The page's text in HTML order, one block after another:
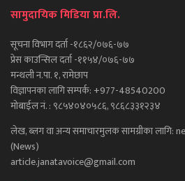
सामुदायिक मिडिया प्रा.लि.
सूचना विभाग दर्ता -१८६२/०७६-७७
प्रेस काउन्सिल दर्ता -११५४/०७६-७७
मन्थली न.पा. १, रामेछाप
विज्ञापनका लागि सम्पर्क: +977-48540200
मोबाईल नं. : ९८५४०४०५८६, ९८६८३३१२३४
लेख, ब्लग वा अन्य समाचारमुलक सामग्रीका लागि:
(News)
article.janatavoice@gmail.com